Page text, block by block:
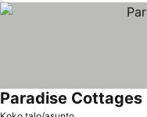
Paradise Cottages